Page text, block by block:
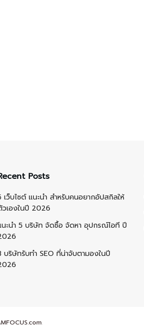
Posts
เว็บไซต์ แนะนำ สำหรับคนอยากอัปสกิลให้
เองในปี 2026
นะนำ 5 บริษัท จัดซื้อ จัดหา อุปกรณ์ไอที ปี
บริษัทรับทำ SEO ที่น่าจับตามองในปี
.